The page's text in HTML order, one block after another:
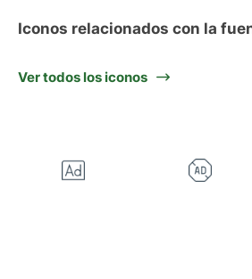
Iconos relacionados con la
Ver todos los iconos